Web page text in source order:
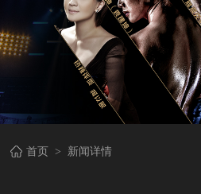
首页 > 新闻详情